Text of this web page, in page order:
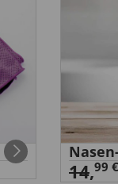
14,99 €